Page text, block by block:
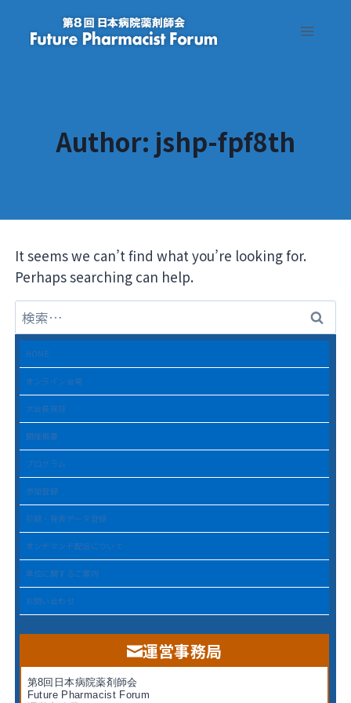
content
Author: jshp-fpf8th
It seems we can’t find what you’re looking for.
Perhaps searching can help.
検
索:
HOME
オンライン会場
大会長挨拶
開催概要
プログラム
参加登録
抄録・発表データ登録
オンデマンド配信について
単位に関するご案内
お問い合わせ
運営事務局
第8回日本病院薬剤師会
Future Pharmacist Forum